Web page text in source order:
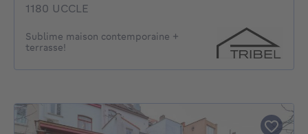
1180 UCCLE
Sublime maison contemporaine +
terrasse!